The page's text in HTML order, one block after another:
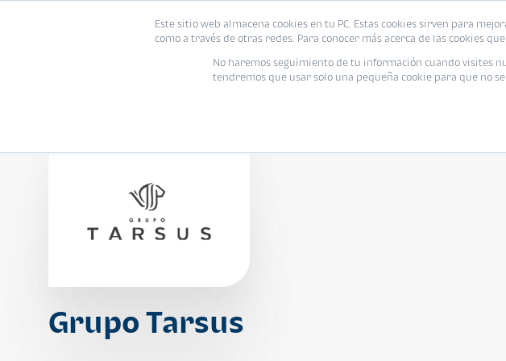
Este sitio web almacena cookies en tu PC. Estas cookies sirven para
como a través de otras redes. Para conocer más acerca de las cookies
No haremos seguimiento de tu información cuando visites
tendremos que usar solo una pequeña cookie para que no
Grupo Tarsus
Viviendas Eventos